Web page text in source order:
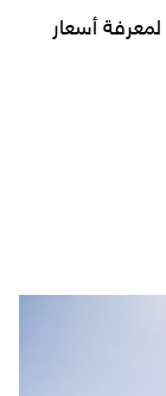
لمعرفة أسعار